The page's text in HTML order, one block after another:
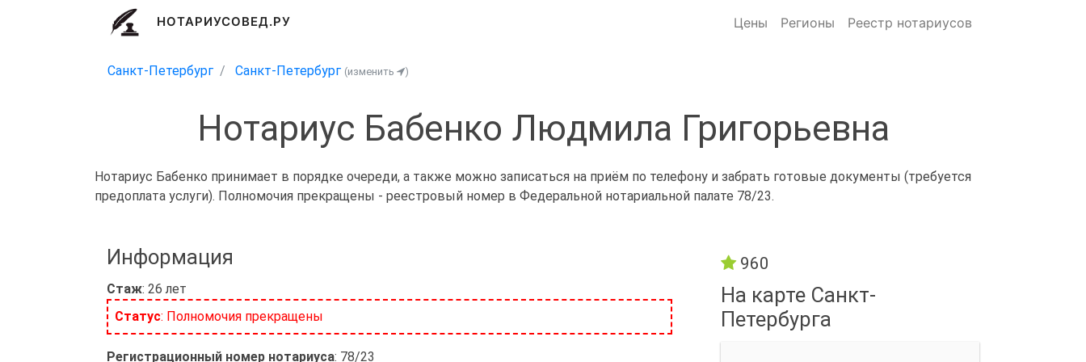
НОТАРИУСОВЕД.РУ Цены Регионы Реестр нотариусов
Санкт-Петербург Санкт-Петербург (изменить )
Нотариус Бабенко Людмила Григорьевна
Нотариус Бабенко принимает в порядке очереди, а также можно записаться на приём по телефону и забрать готовые документы (требуется
предоплата услуги). Полномочия прекращены - реестровый номер в Федеральной нотариальной палате 78/23.
Информация
Стаж: 26 лет
Статус: Полномочия прекращены
Регистрационный номер нотариуса: 78/23
960
На карте Санкт-
Петербурга